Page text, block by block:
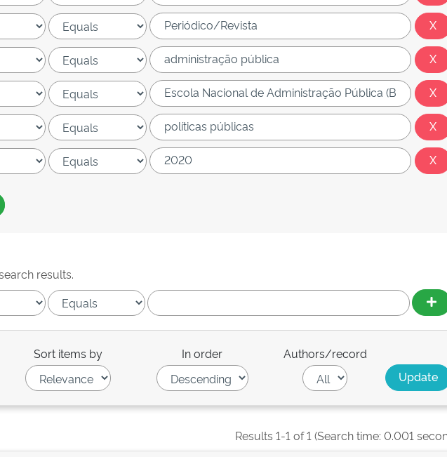
results.
Sort items by In order Authors/record
Results 1-1 of 1 (Search time: 0.001